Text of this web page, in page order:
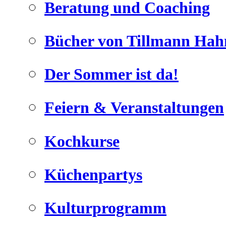
keine sind.
Ein Potpourrie professioneller Rezepte.
Für Liebhaber der einfachen und
immer mit der besonderen Note.
Beratung und Coaching
Bücher von Tillmann
Der Sommer ist da!
Feiern & Veranstaltungen
Kochkurse
Küchenpartys
Kulturprogramm